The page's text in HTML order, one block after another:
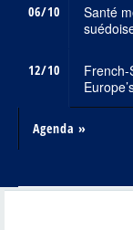
06/10
Santé
12/10
Agenda »